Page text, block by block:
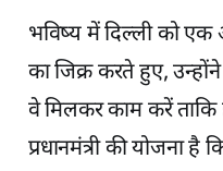
भविष्य में दिल्ली को
का जिक्र करते हुए,
वे मिलकर काम करें ताकि
प्रधानमंत्री की योजना